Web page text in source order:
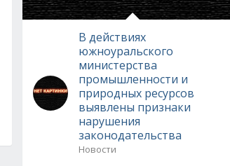
В действиях
южноуральского
министерства
промышленности и
природных ресурсов
выявлены признаки
нарушения
законодательства
Новости